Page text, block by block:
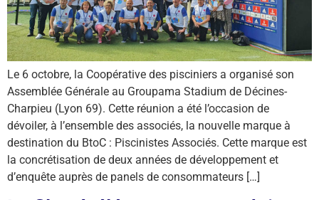
Le 6 octobre, la Coopérative des pisciniers a organisé son
Assemblée Générale au Groupama Stadium de Décines-
Charpieu (Lyon 69). Cette réunion a été l’occasion de
dévoiler, à l’ensemble des associés, la nouvelle marque à
destination du BtoC : Piscinistes Associés. Cette marque est
la concrétisation de deux années de développement et
d’enquête auprès de panels de consommateurs […]